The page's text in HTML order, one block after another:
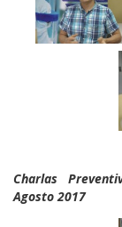
Charlas
Agosto 2017